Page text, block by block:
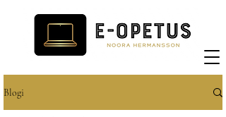
Blogi